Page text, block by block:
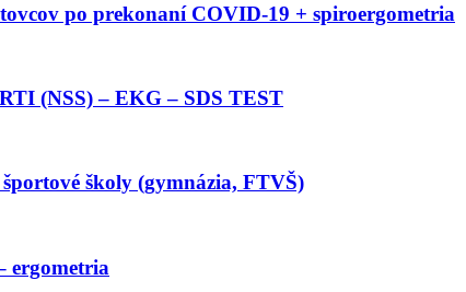
po prekonaní COVID-19 + spiroergometria
(NSS) – EKG – SDS TEST
školy (gymnázia, FTVŠ)
ergometria